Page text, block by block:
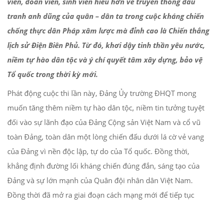
tranh anh dũng của quân – dân ta trong cuộc kháng chiến
chống thực dân Pháp xâm lược mà đỉnh cao là Chiến thắng
lịch sử Điện Biên Phủ. Từ đó, khơi dậy tinh thần yêu nước,
niềm tự hào dân tộc và ý chí quyết tâm xây dựng, bảo vệ
Tổ quốc trong thời kỳ mới.
Phát động cuộc thi lần này, Đảng Ủy trường ĐHQT mong
muốn tăng thêm niềm tự hào dân tộc, niềm tin tưởng tuyệt
đối vào sự lãnh đạo của Đảng Cộng sản Việt Nam và cổ vũ
toàn Đảng, toàn dân một lòng chiến đấu dưới lá cờ vẻ vang
của Đảng vì nền độc lập, tự do của Tổ quốc. Đồng thời,
khẳng định đường lối kháng chiến đúng đắn, sáng tạo của
Đảng và sự lớn mạnh của Quân đội nhân dân Việt Nam.
Đồng thời đã mở ra giai đoạn cách mạng mới để tiếp tục